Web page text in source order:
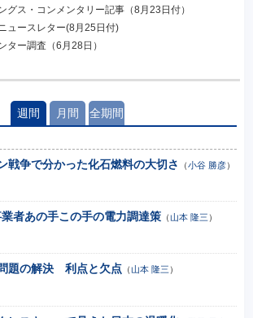
グス・コンメンタリー記事（8月23日付）
ュースレター(8月25日付)
ター調査（6月28日）
週間 月間 全期間
戦争で分かった化石燃料の大切さ
（小谷 勝彦）
者あの手この手の電力調達策（山本 隆三 ）
題の解決 利点と欠点 （山本 隆三 ）